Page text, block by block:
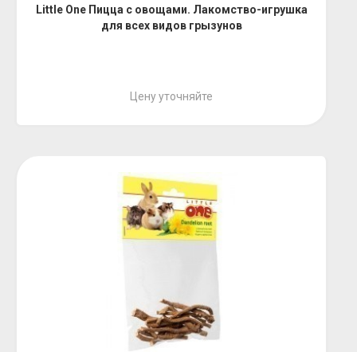
Little One Пицца с овощами. Лакомство-игрушка
для всех видов грызунов
Цену уточняйте